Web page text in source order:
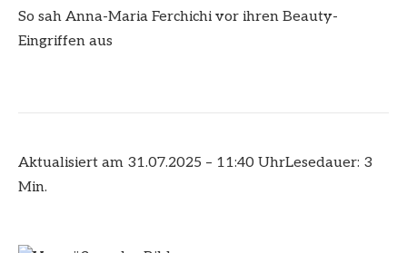
So sah Anna-Maria Ferchichi vor ihren Beauty-
Eingriffen aus
Aktualisiert am 31.07.2025 – 11:40 UhrLesedauer: 3
Min.